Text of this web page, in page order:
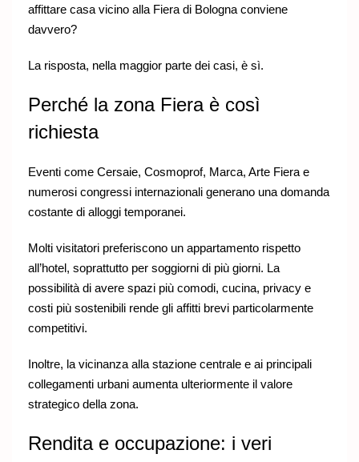
affittare casa vicino alla Fiera di Bologna conviene
davvero?
La risposta, nella maggior parte dei casi, è sì.
Perché la zona Fiera è così
richiesta
Eventi come Cersaie, Cosmoprof, Marca, Arte Fiera e
numerosi congressi internazionali generano una domanda
costante di alloggi temporanei.
Molti visitatori preferiscono un appartamento rispetto
all’hotel, soprattutto per soggiorni di più giorni. La
possibilità di avere spazi più comodi, cucina, privacy e
costi più sostenibili rende gli affitti brevi particolarmente
competitivi.
Inoltre, la vicinanza alla stazione centrale e ai principali
collegamenti urbani aumenta ulteriormente il valore
strategico della zona.
Rendita e occupazione: i veri